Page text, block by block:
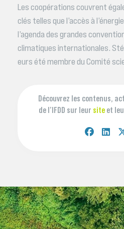
Les coopérations couvrent
clés telles que l’accès à
l’agenda des grandes
climatiques internationales.
eurs été membre du Comité
Découvrez les contenus,
de l’IFDD sur leur site et